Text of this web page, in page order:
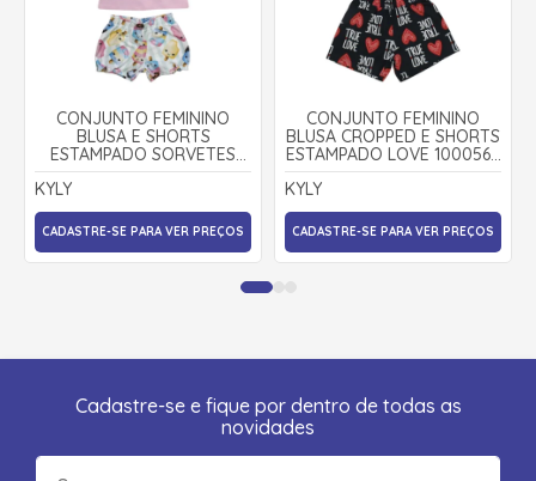
CONJUNTO FEMININO
BLUSA E SHORTS
ESTAMPADO SORVETES
1000213 - KYLY
KYLY
CADASTRE-SE PARA VER PREÇOS
CONJUNTO FEMININO
BLUSA CROPPED E SHORTS
ESTAMPADO LOVE 1000568
- KYLY
KYLY
CADASTRE-SE PARA VER PREÇOS
Cadastre-se e fique por dentro de todas as
novidades